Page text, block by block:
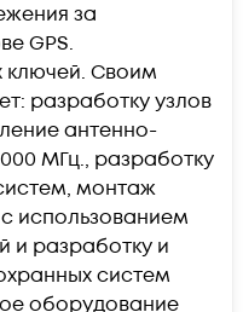
за
GPS.
ключей. Своим
разработку узлов
антенно-
МГц., разработку
монтаж
использованием
и разработку и
систем
оборудование